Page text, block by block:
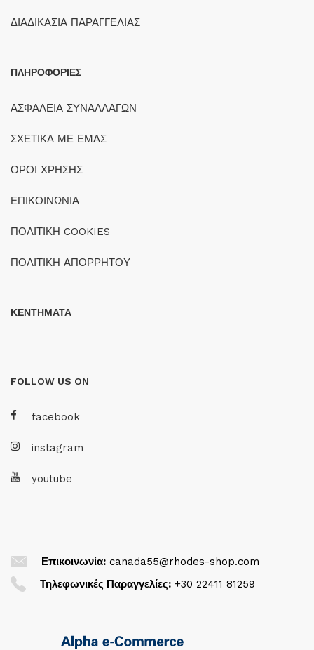
ΔΙΑΔΙΚΑΣΙΑ ΠΑΡΑΓΓΕΛΙΑΣ
ΠΛΗΡΟΦΟΡΙΕΣ
ΑΣΦΑΛΕΙΑ ΣΥΝΑΛΛΑΓΩΝ
ΣΧΕΤΙΚΑ ΜΕ ΕΜΑΣ
ΟΡΟΙ ΧΡΗΣΗΣ
ΕΠΙΚΟΙΝΩΝΙΑ
ΠΟΛΙΤΙΚΗ COOKIES
ΠΟΛΙΤΙΚΗ ΑΠΟΡΡΗΤΟΥ
ΚΕΝΤΗΜΑΤΑ
FOLLOW US ON
facebook
instagram
youtube
Επικοινωνία: canada55@rhodes-shop.com
Τηλεφωνικές Παραγγελίες: +30 22411 81259